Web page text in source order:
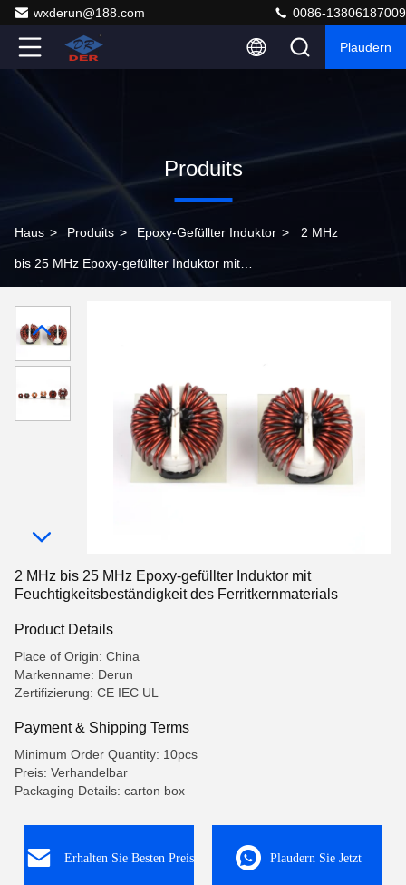
wxderun@188.com 0086-13806187009
Plaudern
Produits
Haus > Produits > Epoxy-Gefüllter Induktor > 2 MHz
bis 25 MHz Epoxy-gefüllter Induktor mit
2 MHz bis 25 MHz Epoxy-gefüllter Induktor mit
Feuchtigkeitsbeständigkeit des Ferritkernmaterials
Product Details
Place of Origin: China
Markenname: Derun
Zertifizierung: CE IEC UL
Payment & Shipping Terms
Minimum Order Quantity: 10pcs
Preis: Verhandelbar
Packaging Details: carton box
Erhalten Sie Besten Preis Plaudern Sie Jetzt